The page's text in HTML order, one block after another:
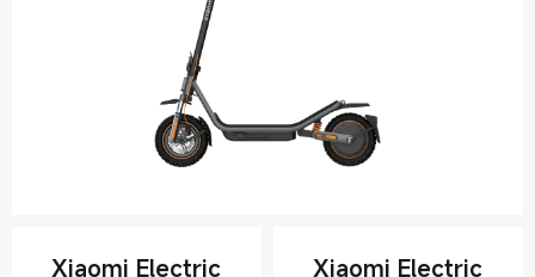
Xiaomi Electric
Xiaomi Electric